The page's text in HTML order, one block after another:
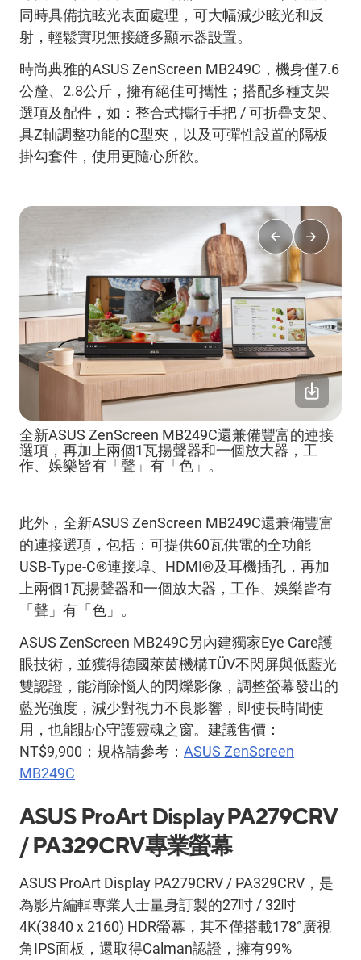
同時具備抗眩光表面處理，可大幅減少眩光和反
射，輕鬆實現無接縫多顯示器設置。
時尚典雅的ASUS ZenScreen MB249C，機身僅7.6
公釐、2.8公斤，擁有絕佳可攜性；搭配多種支架
選項及配件，如：整合式攜行手把 / 可折疊支架、
具Z軸調整功能的C型夾，以及可彈性設置的隔板
掛勾套件，使用更隨心所欲。
全新ASUS ZenScreen MB249C還兼備豐富的連接
選項，再加上兩個1瓦揚聲器和一個放大器，工
作、娛樂皆有「聲」有「色」。
此外，全新ASUS ZenScreen MB249C還兼備豐富
的連接選項，包括：可提供60瓦供電的全功能
USB-Type-C®連接埠、HDMI®及耳機插孔，再加
上兩個1瓦揚聲器和一個放大器，工作、娛樂皆有
「聲」有「色」。
ASUS ZenScreen MB249C另內建獨家Eye Care護
眼技術，並獲得德國萊茵機構TÜV不閃屏與低藍光
雙認證，能消除惱人的閃爍影像，調整螢幕發出的
藍光強度，減少對視力不良影響，即使長時間使
用，也能貼心守護靈魂之窗。建議售價：
NT$9,900；規格請參考： ASUS ZenScreen
MB249C
ASUS ProArt Display PA279CRV
/ PA329CRV專業螢幕
ASUS ProArt Display PA279CRV / PA329CRV，是
為影片編輯專業人士量身訂製的27吋 / 32吋
4K(3840 x 2160) HDR螢幕，其不僅搭載178°廣視
角IPS面板，還取得Calman認證，擁有99%